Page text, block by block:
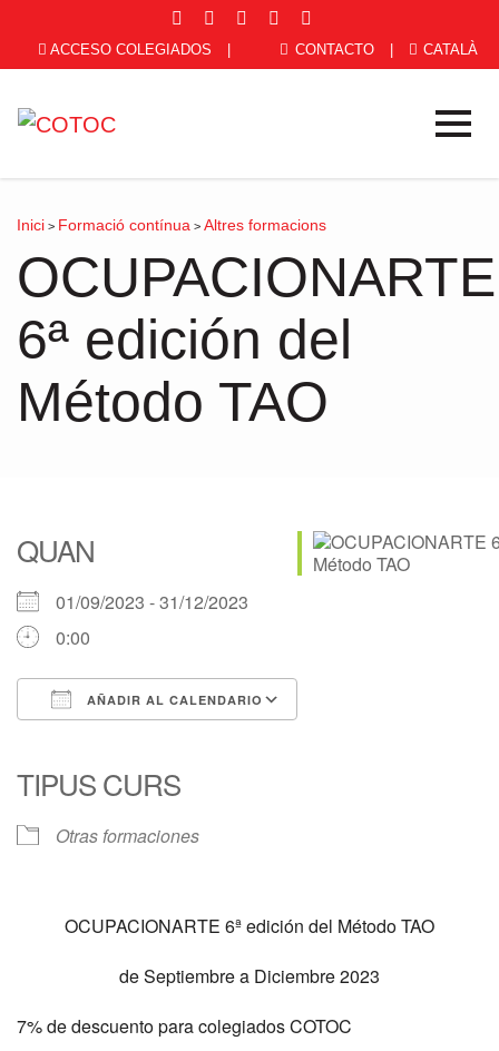
ACCESO COLEGIADOS CONTACTO CATALÀ
Inici > Formació contínua > Altres formacions
OCUPACIONARTE
6ª edición del
Método TAO
QUAN
01/09/2023 - 31/12/2023
0:00
AÑADIR AL CALENDARIO
TIPUS CURS
Otras formaciones
OCUPACIONARTE 6ª edición del Método TAO
de Septiembre a Diciembre 2023
7% de descuento para colegiados COTOC